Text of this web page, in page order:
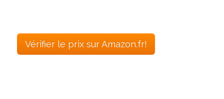
Vérifier le prix sur Amazon.fr!